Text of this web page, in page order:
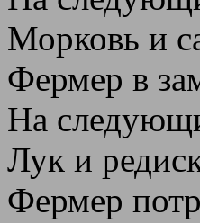
Морковь и
Фермер в
На
Лук и
Фермер